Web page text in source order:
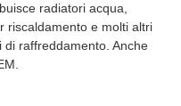
radiatori acqua,
riscaldamento e molti altri
di raffreddamento. Anche